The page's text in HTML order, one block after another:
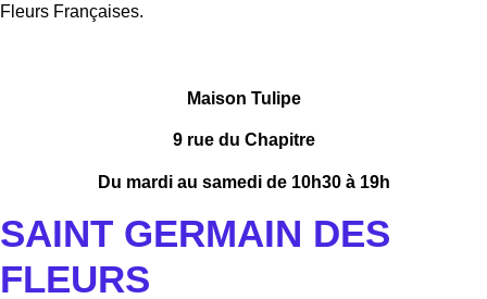
Fleurs Françaises.
Maison Tulipe
9 rue du Chapitre
Du mardi au samedi de 10h30 à 19h
SAINT GERMAIN DES
FLEURS